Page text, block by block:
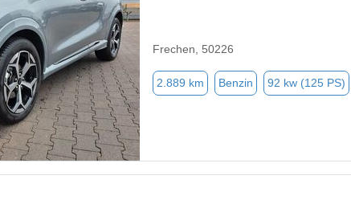
Frechen, 50226
2.889 km Benzin 92 kw (125 PS)